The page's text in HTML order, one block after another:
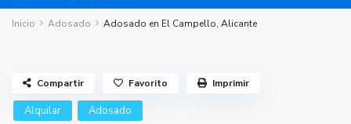
Inicio Adosado Adosado en El Campello, Alicante
Alquilar Adosado
Compartir Favorito Imprimir